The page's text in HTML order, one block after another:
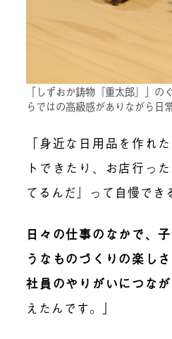
「しずおか鋳物『重太郎』」の
らではの高級感がありながら日
「身近な日用品を作れ
トできたり、お店行っ
てるんだ』って自慢でき
日々の仕事のなかで、
うなものづくりの楽し
社員のやりがいにつな
えたんです。」